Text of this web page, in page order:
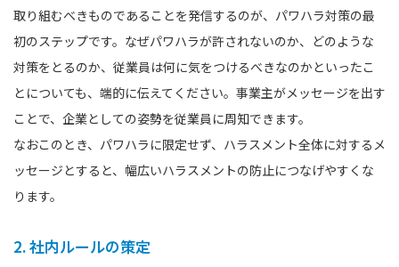
取り組むべきものであることを発信するのが、パワハラ対策の最
初のステップです。なぜパワハラが許されないのか、どのような
対策をとるのか、従業員は何に気をつけるべきなのかといったこ
とについても、端的に伝えてください。事業主がメッセージを出す
ことで、企業としての姿勢を従業員に周知できます。
なおこのとき、パワハラに限定せず、ハラスメント全体に対するメ
ッセージとすると、幅広いハラスメントの防止につなげやすくな
ります。
2. 社内ルールの策定